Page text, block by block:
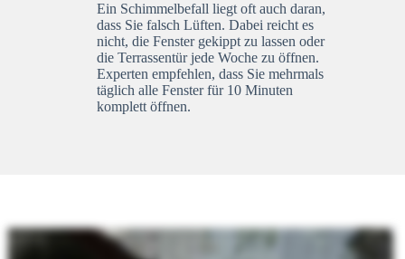
Ein Schimmelbefall liegt oft auch daran,
dass Sie falsch Lüften. Dabei reicht es
nicht, die Fenster gekippt zu lassen oder
die Terrassentür jede Woche zu öffnen.
Experten empfehlen, dass Sie mehrmals
täglich alle Fenster für 10 Minuten
komplett öffnen.